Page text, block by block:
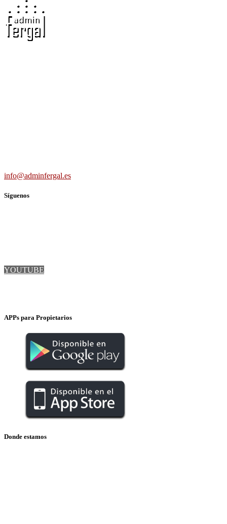
info@adminfergal.es
Síguenos
YOUTUBE
APPs para Propietarios
Donde estamos